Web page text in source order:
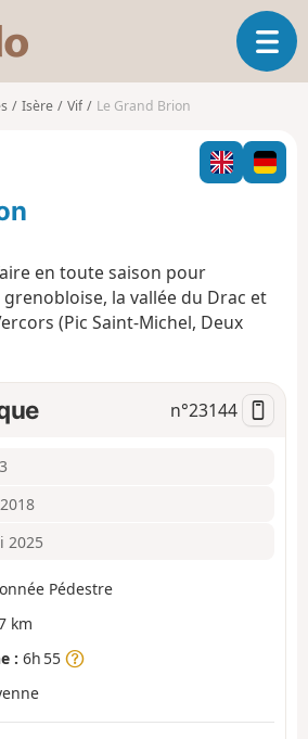
s
o
O
u
i
r
l
i
i
o
Isère Vif Le Grand Brion
en toute saison pour
la vallée du Drac et
(Pic Saint-Michel, Deux
n°23144
2025
Pédestre
km
: 6h 55